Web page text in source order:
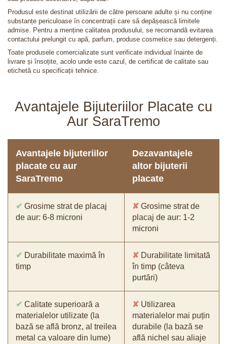
Produsul este destinat utilizării de către persoane adulte și nu conține
substanțe periculoase în concentrații care să depășească limitele
admise. Pentru a menține calitatea produsului, se recomandă evitarea
contactului prelungit cu apă, parfum, produse cosmetice sau detergenți.
Toate produsele comercializate sunt verificate individual înainte de
livrare și însoțite, acolo unde este cazul, de certificat de calitate sau
etichetă cu specificații tehnice.
Avantajele Bijuteriilor Placate cu
Aur SaraTremo
Avantajele bijuteriilor
placate cu aur
SaraTremo
Dezavantajele
altor bijuterii
placate
✔ Grosime strat de placaj
de aur: 6-8 microni
✘ Grosime strat de
placaj de aur: 1-2
microni
✔ Durabilitate maximă în
timp
✘ Durabilitate limitată
în timp (câteva
purtări)
✔ Calitate superioară a
materialelor utilizate (la
bază se află bronz, al treilea
metal ca valoare din lume)
✘ Utilizarea
materialelor mai puțin
durabile (la bază se
află nichel sau aliaje